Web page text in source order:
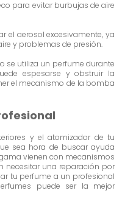
para evitar burbujas de aire
el aerosol excesivamente, ya
y problemas de presión.
se utiliza un perfume durante
espesarse y obstruir la
el mecanismo de la bomba
y el atomizador de tu
sea hora de buscar ayuda
vienen con mecanismos
necesitar una reparación por
tu perfume a un profesional
puede ser la mejor